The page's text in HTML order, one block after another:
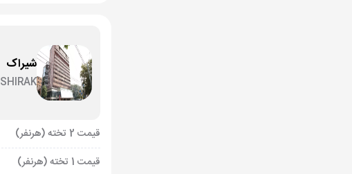
شیراک
SHIRAK
قیمت 2 تخته (هرنفر)
قیمت 1 تخته (هرنفر)